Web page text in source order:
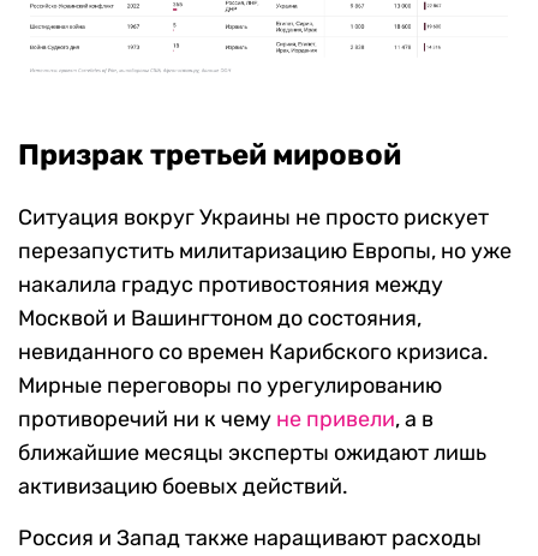
Призрак третьей мировой
Ситуация вокруг Украины не просто рискует
перезапустить милитаризацию Европы, но уже
накалила градус противостояния между
Москвой и Вашингтоном до состояния,
невиданного со времен Карибского кризиса.
Мирные переговоры по урегулированию
противоречий ни к чему не привели, а в
ближайшие месяцы эксперты ожидают лишь
активизацию боевых действий.
Россия и Запад также наращивают расходы